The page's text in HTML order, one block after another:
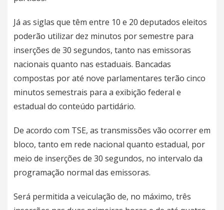
Já as siglas que têm entre 10 e 20 deputados eleitos
poderão utilizar dez minutos por semestre para
inserções de 30 segundos, tanto nas emissoras
nacionais quanto nas estaduais. Bancadas
compostas por até nove parlamentares terão cinco
minutos semestrais para a exibição federal e
estadual do conteúdo partidário.
De acordo com TSE, as transmissões vão ocorrer em
bloco, tanto em rede nacional quanto estadual, por
meio de inserções de 30 segundos, no intervalo da
programação normal das emissoras.
Será permitida a veiculação de, no máximo, três